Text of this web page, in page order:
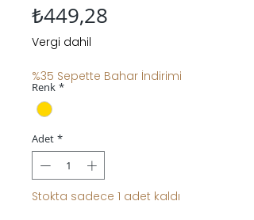
₺449,28
Vergi dahil
%35 Sepette Bahar İndirimi
Renk *
Adet *
Stokta sadece 1 adet kaldı